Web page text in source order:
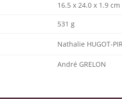
16.5 x 24.0 x 1.9 cm
531 g
Nathalie HUGOT-
André GRELON